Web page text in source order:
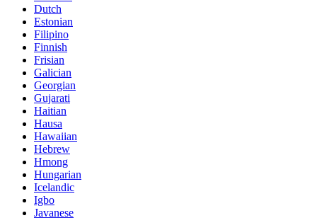
Dutch
Estonian
Filipino
Finnish
Frisian
Galician
Georgian
Gujarati
Haitian
Hausa
Hawaiian
Hebrew
Hmong
Hungarian
Icelandic
Igbo
Javanese